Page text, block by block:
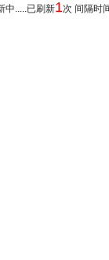
中.....已刷新1次 间隔时